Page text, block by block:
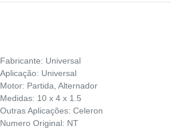
Fabricante: Universal
Aplicação: Universal
Motor: Partida, Alternador
Medidas: 10 x 4 x 1.5
Outras Aplicações: Celeron
Numero Original: NT